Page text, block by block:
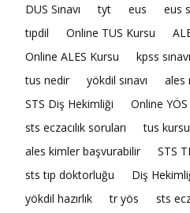
DUS Sınavı
tyt eus eus
tıpdil
Online TUS Kursu
Online ALES Kursu
kpss sınavı
tus nedir
yökdil sınavı ales
STS Diş Hekimliği
Online
sts eczacılık soruları
tus kursu
ales kimler başvurabilir
STS
sts tıp doktorluğu
Diş
yökdil hazırlık
tr yös sts